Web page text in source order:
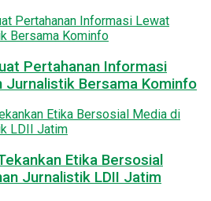
Pertahanan Informasi
Jurnalistik Bersama Kominfo
Etika Bersosial
Jurnalistik LDII Jatim